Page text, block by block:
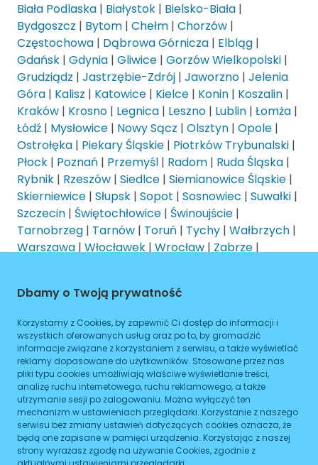
Biała Podlaska | Białystok | Bielsko-Biała |
Bydgoszcz | Bytom | Chełm | Chorzów |
Częstochowa | Dąbrowa Górnicza | Elbląg |
Gdańsk | Gdynia | Gliwice | Gorzów Wielkopolski |
Grudziądz | Jastrzębie-Zdrój | Jaworzno | Jelenia
Góra | Kalisz | Katowice | Kielce | Konin | Koszalin |
Kraków | Krosno | Legnica | Leszno | Lublin | Łomża |
Łódź | Mysłowice | Nowy Sącz | Olsztyn | Opole |
Ostrołęka | Piekary Śląskie | Piotrków Trybunalski |
Płock | Poznań | Przemyśl | Radom | Ruda Śląska |
Rybnik | Rzeszów | Siedlce | Siemianowice Śląskie |
Skierniewice | Słupsk | Sopot | Sosnowiec | Suwałki |
Szczecin | Świętochłowice | Świnoujście |
Tarnobrzeg | Tarnów | Toruń | Tychy | Wałbrzych |
Warszawa | Włocławek | Wrocław | Zabrze |
Kontakt
PREALS DATA Sp. z o.o.
ul. Algierska 17L/5
03-977 Warszawa
KRS: 0000961790
Dbamy o Twoją prywatność
Korzystamy z Cookies, by zapewnić Ci dostęp do informacji i
wszystkich oferowanych usług oraz po to, by gromadzić
informacje związane z korzystaniem z serwisu, a także wyświetlać
reklamy dopasowane do użytkowników. Stosowane przez nas
pliki typu cookies umożliwiają właściwe wyświetlanie treści,
analizę ruchu internetowego, ruchu reklamowego, a także
utrzymanie sesji po zalogowaniu. Można wyłączyć ten
mechanizm w ustawieniach przeglądarki. Korzystanie z naszego
serwisu bez zmiany ustawień dotyczących cookies oznacza, że
będą one zapisane w pamięci urządzenia. Korzystając z naszej
strony wyrażasz zgodę na używanie Cookies, zgodnie z